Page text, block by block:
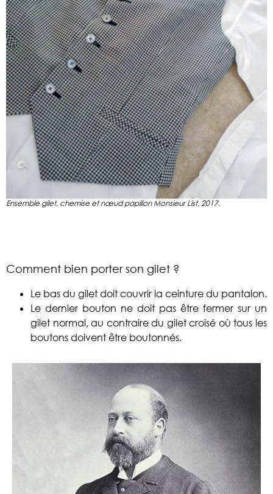
Ensemble gilet, chemise et nœud papillon Monsieur List, 2017.
Comment bien porter son gilet ?
Le bas du gilet doit couvrir la ceinture du pantalon.
Le dernier bouton ne doit pas être fermer sur un
gilet normal, au contraire du gilet croisé où tous les
boutons doivent être boutonnés.